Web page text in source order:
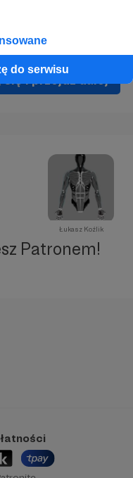
do serwisu
i przejdź dalej
Łukasz Koźlik
Patronem!